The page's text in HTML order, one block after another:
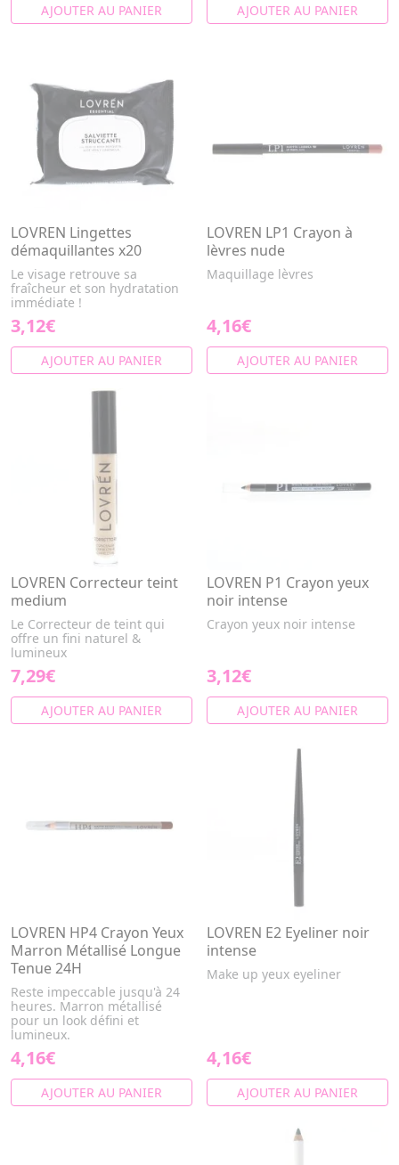
AJOUTER AU PANIER AJOUTER AU PANIER
LOVREN Lingettes
démaquillantes x20
Le visage retrouve sa
fraîcheur et son hydratation
immédiate !
3,12€
AJOUTER AU PANIER
LOVREN LP1 Crayon à
lèvres nude
Maquillage lèvres
4,16€
AJOUTER AU PANIER
LOVREN Correcteur teint
medium
Le Correcteur de teint qui
offre un fini naturel &
lumineux
7,29€
AJOUTER AU PANIER
LOVREN P1 Crayon yeux
noir intense
Crayon yeux noir intense
3,12€
AJOUTER AU PANIER
LOVREN HP4 Crayon Yeux
Marron Métallisé Longue
Tenue 24H
Reste impeccable jusqu'à 24
heures. Marron métallisé
pour un look défini et
lumineux.
4,16€
AJOUTER AU PANIER
LOVREN E2 Eyeliner noir
intense
Make up yeux eyeliner
4,16€
AJOUTER AU PANIER